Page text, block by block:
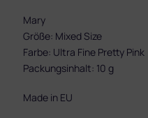
Mary
Größe: Mixed Size
Farbe: Ultra Fine Pretty Pink
Packungsinhalt: 10 g
Made in EU